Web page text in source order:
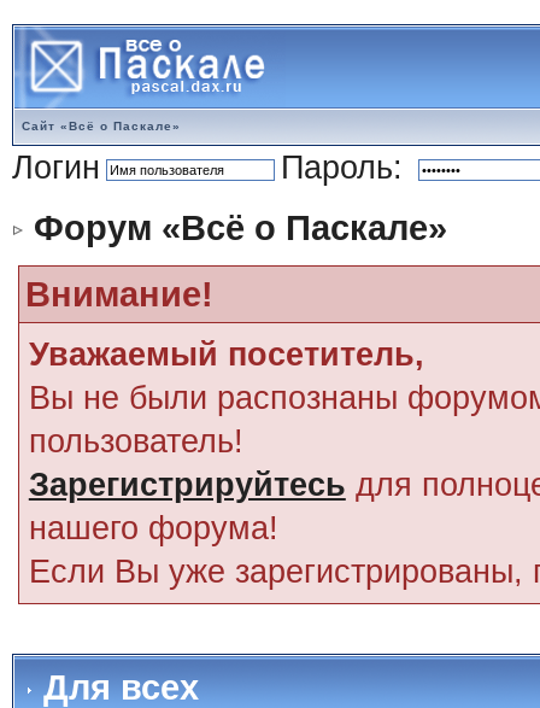
Сайт «Всё о Паскале»
Логин Пароль:
Форум «Всё о Паскале»
Внимание!
Уважаемый посетитель,
Вы не были распознаны
пользователь!
Зарегистрируйтесь для
нашего форума!
Если Вы уже зарегистрированы,
Для всех